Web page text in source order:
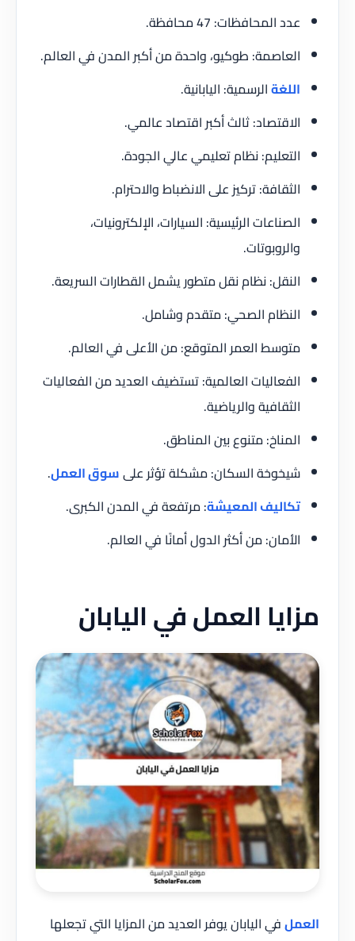
عدد المحافظات: 47 محافظة.
العاصمة: طوكيو، واحدة من أكبر المدن في العالم.
اللغةالرسمية: اليابانية.
الاقتصاد: ثالث أكبر اقتصاد عالمي.
التعليم: نظام تعليمي عالي الجودة.
الثقافة: تركيز على الانضباط والاحترام.
الصناعات الرئيسية: السيارات، الإلكترونيات،
والروبوتات.
النقل: نظام نقل متطور يشمل القطارات السريعة.
النظام الصحي: متقدم وشامل.
متوسط العمر المتوقع: من الأعلى في العالم.
الفعاليات العالمية: تستضيف العديد من الفعاليات
الثقافية والرياضية.
المناخ: متنوع بين المناطق.
شيخوخة السكان: مشكلة تؤثر علىسوق العمل.
تكاليف المعيشة: مرتفعة في المدن الكبرى.
الأمان: من أكثر الدول أمانًا في العالم.
مزايا العمل في اليابان
العملفي اليابان يوفر العديد من المزايا التي تجعلها